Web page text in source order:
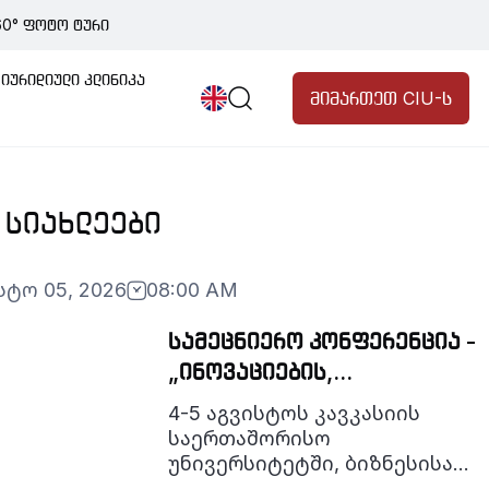
ფოტო ტური
იურიდიული კლინიკა
მიმართეთ CIU-ს
განცხადებები
სწავლების
05, 2026 08:00 AM
სამეცნიერო კონფერენცია -
„ინოვაციების,
ტექნოლოგიებისა და
მდგრადობის გზით
აღმავალი ბაზრების
4-5 აგვისტოს კავკასიის
საერთაშორისო
უნივერსიტეტში, ბიზნესისა